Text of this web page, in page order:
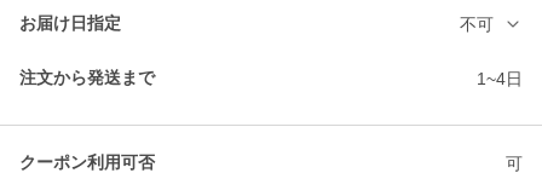
お届け日指定 不可
注文から発送まで 1~4日
クーポン利用可否 可